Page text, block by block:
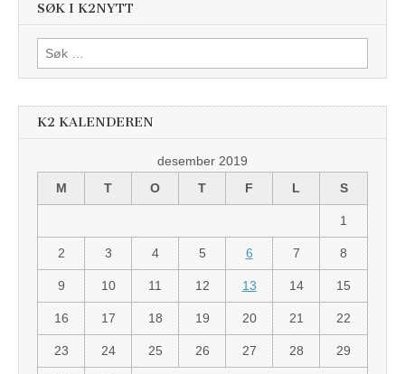
SØK I K2NYTT
Søk
etter:
K2 KALENDEREN
desember 2019
M
T O T F L S
1
2 3 4 5 6 7 8
9 10 11 12 13 14 15
16 17 18 19 20 21 22
23 24 25 26 27 28 29